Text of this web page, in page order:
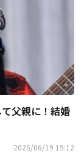
父親に！結婚
2025/06/19 19:12